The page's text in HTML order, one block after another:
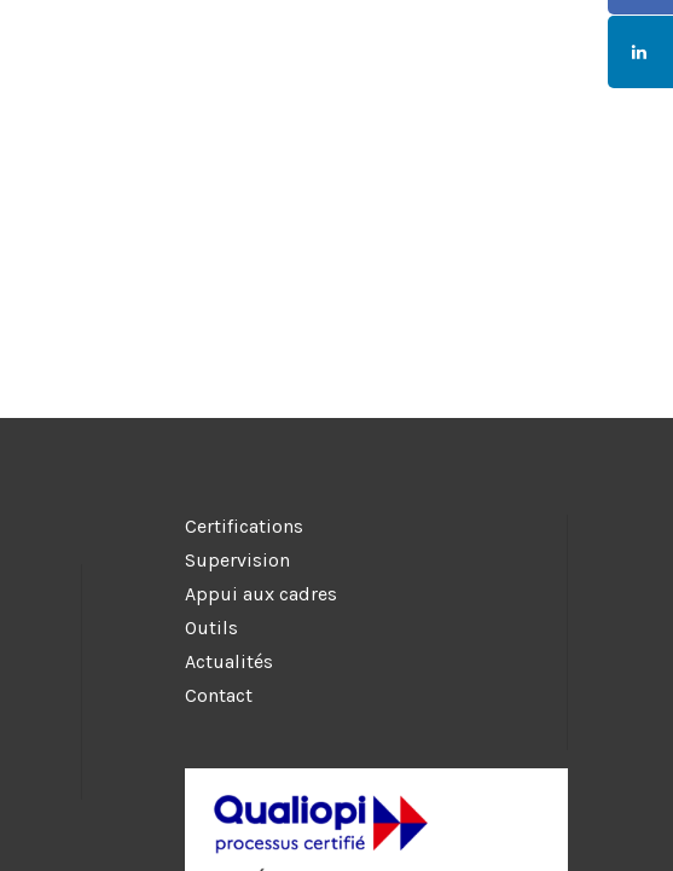
Certifications
Supervision
Appui aux cadres
Outils
Actualités
Contact